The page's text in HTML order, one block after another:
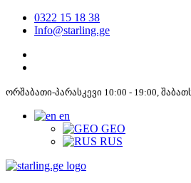
0322 15 18 38
Info@starling.ge
ორშაბათი-პარასკევი 10:00 - 19:00,
en
GEO
RUS